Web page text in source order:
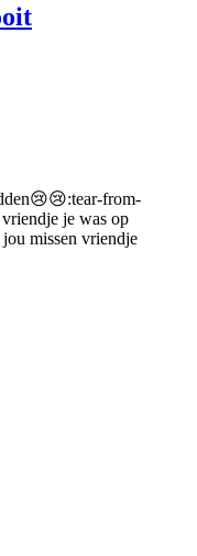
from-
je was op
missen vriendje